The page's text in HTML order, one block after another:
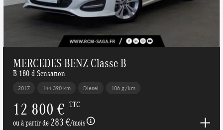
MERCEDES-BENZ Classe B
B 180 d Sensation
2017 144 390 km Diesel 106 g/km
12 800 € TTC
ou à partir de283 €/mois